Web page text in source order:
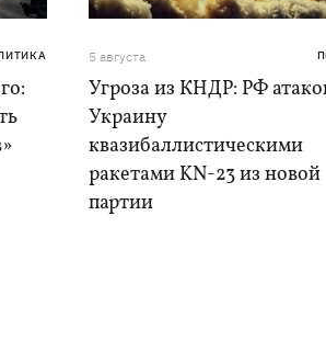
5 августа
Угроза из КНДР: РФ
Украину
квазибаллистическими
ракетами KN-23 из новой
партии